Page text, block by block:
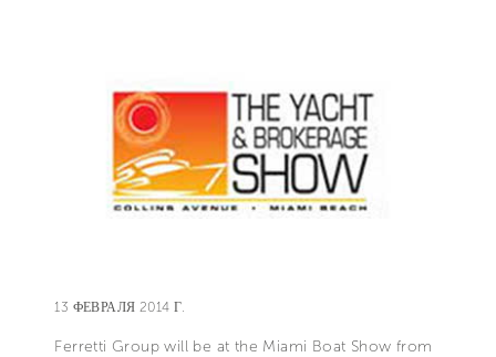
13 ФЕВРАЛЯ 2014 Г.
Ferretti Group will be at the Miami Boat Show from